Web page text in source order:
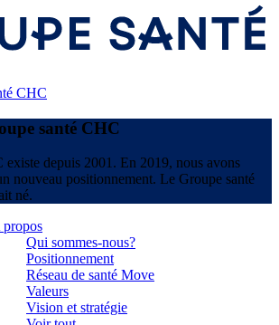
CHC
santé CHC
existe depuis 2001. En 2019, nous avons
nouveau positionnement. Le Groupe santé
né.
Qui sommes-nous?
Positionnement
Réseau de santé Move
Valeurs
Vision et stratégie